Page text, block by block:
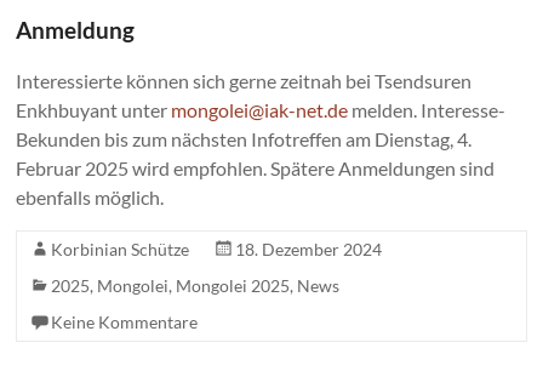
Anmeldung
Interessierte können sich gerne zeitnah bei Tsendsuren
Enkhbuyant unter mongolei@iak-net.de melden. Interesse-
Bekunden bis zum nächsten Infotreffen am Dienstag, 4.
Februar 2025 wird empfohlen. Spätere Anmeldungen sind
ebenfalls möglich.
Korbinian Schütze
18. Dezember 2024
2025, Mongolei, Mongolei 2025, News
Keine Kommentare